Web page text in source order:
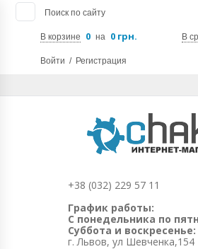
Поиск по сайту
В корзине 0 на 0 грн. В
Войти / Регистрация
+38 (032) 229 57 11
График работы:
С понедельника по
Суббота и
г. Львов, ул Шевченка,154